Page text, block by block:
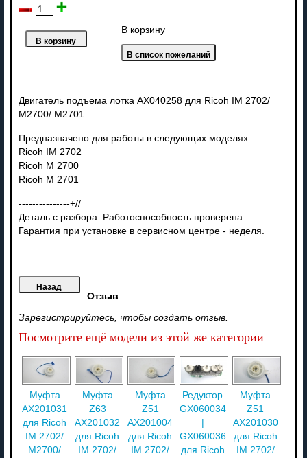
В корзину
Двигатель подъема лотка AX040258 для Ricoh IM 2702/
M2700/ M2701
Предназначено для работы в следующих моделях:
Ricoh IM 2702
Ricoh M 2700
Ricoh M 2701
---------------+//
Деталь с разбора. Работоспособность проверена.
Гарантия при установке в сервисном центре - неделя.
Отзыв
Зарегистрируйтесь, чтобы создать отзыв.
Посмотрите ещё модели из этой же категории
Муфта
AX201031
для Ricoh
IM 2702/
M2700/
Муфта
Z63
AX201032
для Ricoh
IM 2702/
Муфта
Z51
AX201004
для Ricoh
IM 2702/
Редуктор
GX060034
GX060036
для Ricoh
Муфта
Z51
AX201030
для Ricoh
IM 2702/